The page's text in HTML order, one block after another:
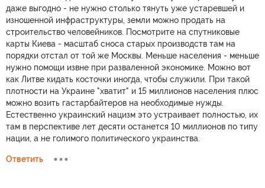
даже выгодно - не нужно столько тянуть уже устаревшей и
изношенной инфраструктуры, земли можно продать на
строительство человейников. Посмотрите на спутниковые
карты Киева - масштаб сноса старых производств там на
порядки отстал от той же Москвы. Меньше населения - меньше
нужно помощи извне при разваленной экономике. Можно вот
как Литве кидать косточки иногда, чтобы служили. При такой
плотности на Украине "хватит" и 15 миллионов населения плюс
можно возить гастарбайтеров на необходимые нужды.
Естественно украинский нацизм это устраивает полностью, их
там в перспективе лет десяти останется 10 миллионов по типу
нации, а не голимого политического украинства.
Ответить